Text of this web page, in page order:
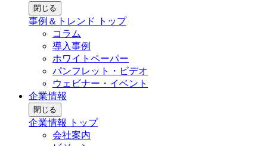
閉じる
事例＆トレンド トップ
コラム
導入事例
ホワイトペーパー
パンフレット・ビデオ
ウェビナー・イベント
企業情報
閉じる
企業情報 トップ
会社案内